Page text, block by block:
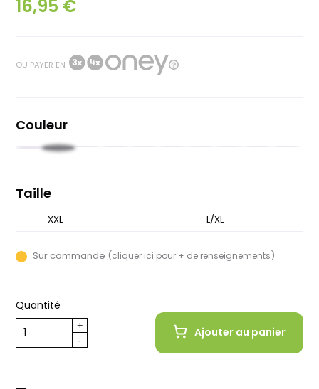
16,95 €
OU PAYER EN
Couleur
Noir RougeRouge
Brune
Taille
XXL L/XL
Sur commande (cliquer ici pour + de renseignements)
Quantité
Ajouter au panier